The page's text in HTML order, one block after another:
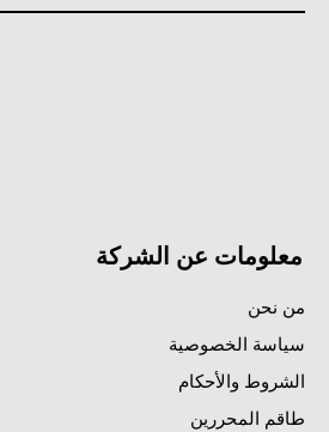
معلومات عن الشركة
من نحن
سياسة الخصوصية
الشروط والأحكام
طاقم المحررين